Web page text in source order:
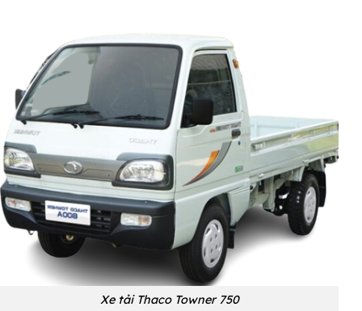
Xe tải Thaco Towner 750